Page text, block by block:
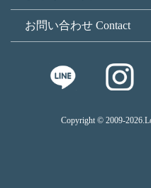
お問い合わせ Contact
Copyright © 2009-